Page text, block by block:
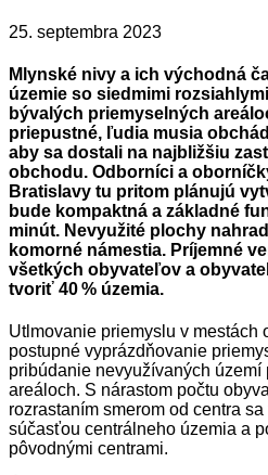
25. septembra 2023
Mlynské nivy a ich východná
územie so siedmimi
bývalých priemyselných
priepustné, ľudia musia
aby sa dostali na najbližšiu
obchodu. Odborníci a
Bratislavy tu pritom plánujú
bude kompaktná a základné
minút. Nevyužité plochy
komorné námestia. Príjemné
všetkých obyvateľov a
tvoriť 40 % územia.
Utlmovanie priemyslu v mestách
postupné vyprázdňovanie
pribúdanie nevyužívaných území
areáloch. S nárastom počtu
rozrastaním smerom od centra
súčasťou centrálneho územia a
pôvodnými centrami.